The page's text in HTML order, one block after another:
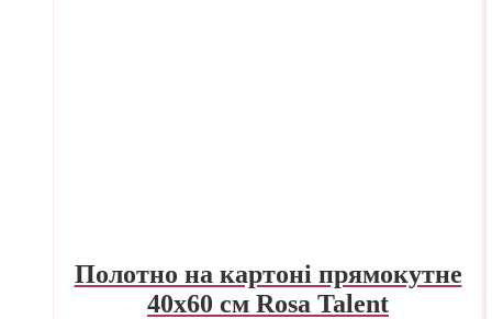
Полотно на картоні прямокутне
40х60 см Rosa Talent